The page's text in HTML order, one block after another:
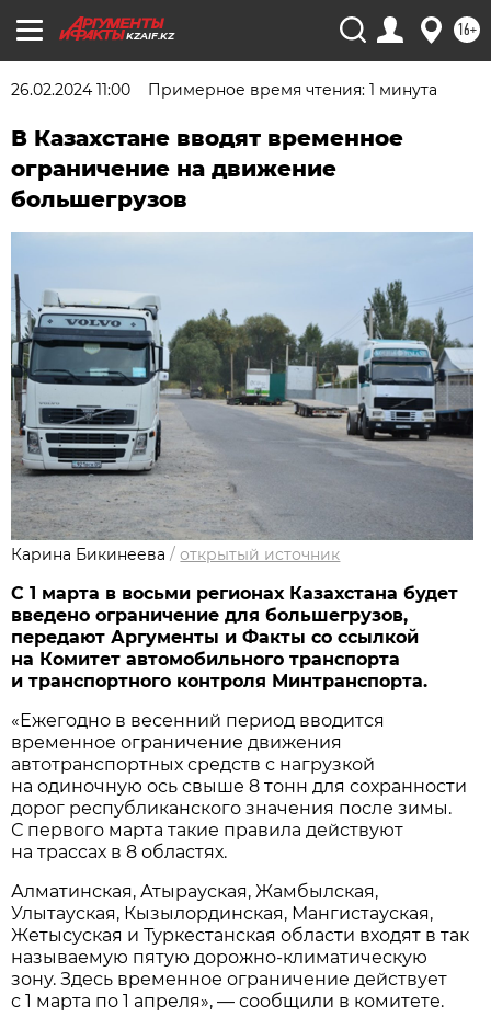
KZAIF.KZ 16+
26.02.2024 11:00 Примерное время чтения: 1 минута
В Казахстане вводят временное
ограничение на движение
большегрузов
Карина Бикинеева /открытый источник
С 1 марта в восьми регионах Казахстана будет
введено ограничение для большегрузов,
передают Аргументы и Факты со ссылкой
на Комитет автомобильного транспорта
и транспортного контроля Минтранспорта.
«Ежегодно в весенний период вводится
временное ограничение движения
автотранспортных средств с нагрузкой
на одиночную ось свыше 8 тонн для сохранности
дорог республиканского значения после зимы.
С первого марта такие правила действуют
на трассах в 8 областях.
Алматинская, Атырауская, Жамбылская,
Улытауская, Кызылординская, Мангистауская,
Жетысуская и Туркестанская области входят в так
называемую пятую дорожно-климатическую
зону. Здесь временное ограничение действует
с 1 марта по 1 апреля», — сообщили в комитете.